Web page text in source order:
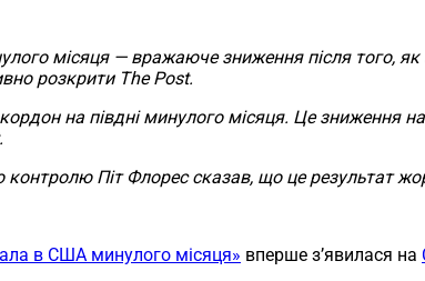
місяця — вражаюче зниження після того, як
розкрити The Post.
на півдні минулого місяця. Це зниження
Піт Флорес сказав, що це результат
в США минулого місяця» вперше з’явилася на